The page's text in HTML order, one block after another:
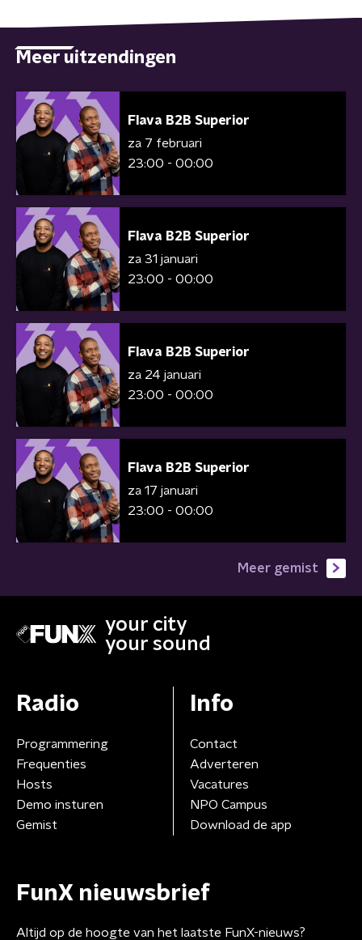
Meer uitzendingen
Flava B2B Superior
za 7 februari
23:00 - 00:00
Flava B2B Superior
za 31 januari
23:00 - 00:00
Flava B2B Superior
za 24 januari
23:00 - 00:00
Flava B2B Superior
za 17 januari
23:00 - 00:00
Meer gemist
your city
your sound
Radio
Programmering
Frequenties
Hosts
Demo insturen
Gemist
Info
Contact
Adverteren
Vacatures
NPO Campus
Download de app
FunX nieuwsbrief
Altijd op de hoogte van het laatste FunX-nieuws?